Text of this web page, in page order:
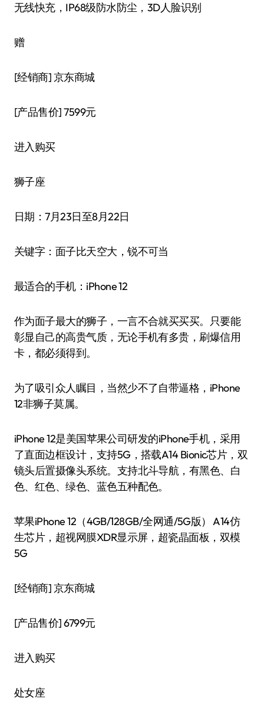
无线快充，IP68级防水防尘，3D人脸识别
赠
[经销商]京东商城
[产品售价]7599元
进入购买
狮子座
日期：7月23日至8月22日
关键字：面子比天空大，锐不可当
最适合的手机：iPhone 12
作为面子最大的狮子，一言不合就买买买。只要能
彰显自己的高贵气质，无论手机有多贵，刷爆信用
卡，都必须得到。
为了吸引众人瞩目，当然少不了自带逼格，iPhone
12非狮子莫属。
iPhone 12是美国苹果公司研发的iPhone手机，采用
了直面边框设计，支持5G，搭载A14 Bionic芯片，双
镜头后置摄像头系统。支持北斗导航，有黑色、白
色、红色、绿色、蓝色五种配色。
苹果iPhone 12（4GB/128GB/全网通/5G版） A14仿
生芯片，超视网膜XDR显示屏，超瓷晶面板，双模
5G
[经销商]京东商城
[产品售价]6799元
进入购买
处女座